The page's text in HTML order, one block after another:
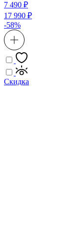
7 490 ₽
17 990 ₽
-58%
Скидка